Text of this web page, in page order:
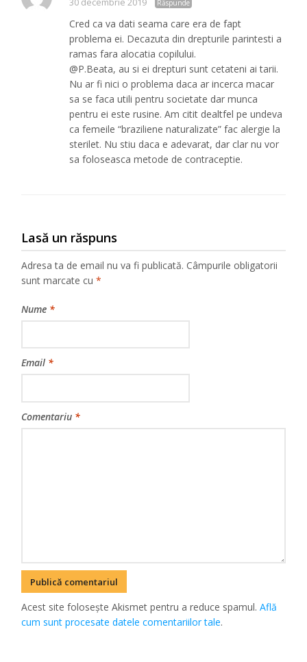
30 decembrie 2019 Răspunde
Cred ca va dati seama care era de fapt
problema ei. Decazuta din drepturile parintesti a
ramas fara alocatia copilului.
@P.Beata, au si ei drepturi sunt cetateni ai tarii.
Nu ar fi nici o problema daca ar incerca macar
sa se faca utili pentru societate dar munca
pentru ei este rusine. Am citit dealtfel pe undeva
ca femeile “braziliene naturalizate” fac alergie la
sterilet. Nu stiu daca e adevarat, dar clar nu vor
sa foloseasca metode de contraceptie.
Lasă un răspuns
Adresa ta de email nu va fi publicată. Câmpurile obligatorii
sunt marcate cu*
Nume *
Email *
Comentariu *
Acest site folosește Akismet pentru a reduce spamul.Află
cum sunt procesate datele comentariilor tale.